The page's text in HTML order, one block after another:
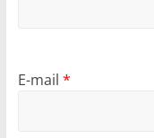
E-mail *